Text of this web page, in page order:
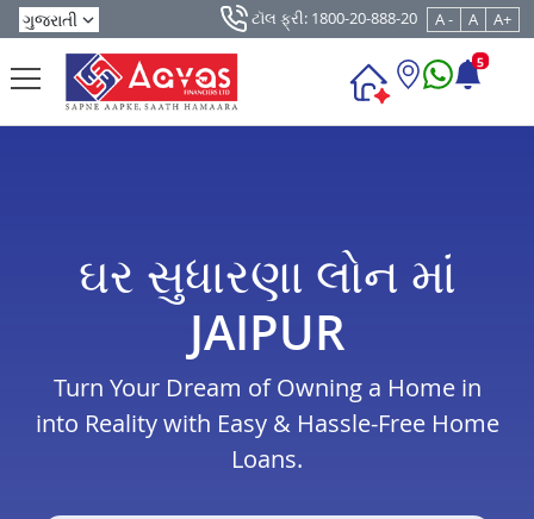
ટૉલ ફ્રી: 1800-20-888-20 A - A A+
5
ઘર સુધારણા લોન માં
JAIPUR
Turn Your Dream of Owning a Home in
into Reality with Easy & Hassle-Free Home
Loans.